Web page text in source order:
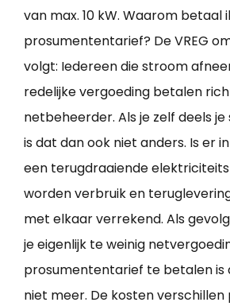
van max. 10 kW. Waarom betaal
prosumententarief? De VREG
volgt: Iedereen die stroom
redelijke vergoeding betalen
netbeheerder. Als je zelf deels
is dat dan ook niet anders. Is er
een terugdraaiende
worden verbruik en
met elkaar verrekend. Als
je eigenlijk te weinig
prosumententarief te betalen is
niet meer. De kosten verschillen